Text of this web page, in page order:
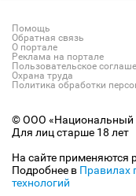
Помощь
Обратная связь
О портале
Реклама на портале
Пользовательское
Охрана труда
Политика обработки
© ООО «Национальный
Для лиц старше 18 лет
На сайте применяются
Подробнее в Правилах
технологий